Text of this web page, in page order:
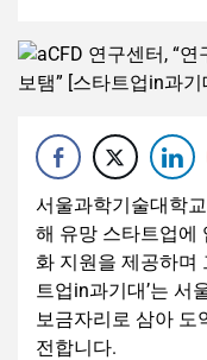
서울과학기술대학
해 유망 스타트업에
화 지원을 제공하며
트업in과기대’는 서
보금자리로 삼아 도
전합니다.